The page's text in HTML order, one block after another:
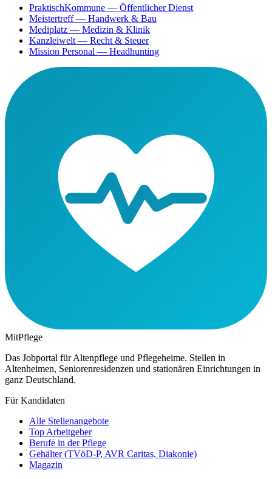
PraktischKommune — Öffentlicher Dienst
Meistertreff— Handwerk & Bau
Mediplatz — Medizin & Klinik
Kanzleiwelt — Recht & Steuer
Mission Personal — Headhunting
MitPflege
Das Jobportal für Altenpflege und Pflegeheime. Stellen in
Altenheimen, Seniorenresidenzen und stationären Einrichtungen in
ganz Deutschland.
Für Kandidaten
Alle Stellenangebote
Top Arbeitgeber
Berufe in der Pflege
Gehälter (TVöD-P, AVR Caritas, Diakonie)
Magazin